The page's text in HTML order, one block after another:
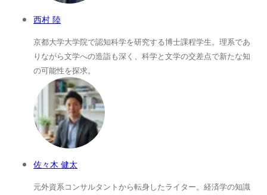
西村 陸
京都大学大学院で認知科学を研究する博士課程学生。理系であ
りながら文学への造詣も深く、科学と文学の交差点で新たな知
の可能性を探求。
佐々木 健太
元外資系コンサルタントから転身したライター。経済学の知識